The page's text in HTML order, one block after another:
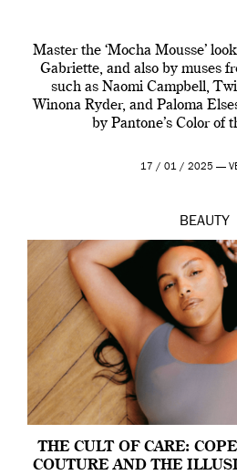
Master the ‘Mocha Mousse’
Gabriette, and also by muses
such as Naomi Campbell,
Winona Ryder, and Paloma
by Pantone’s Color of
17 / 01 / 2025 —
BEAUTY
THE CULT OF CARE:
COUTURE AND THE